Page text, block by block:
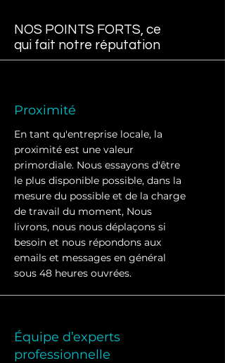
NOS POINTS FORTS, ce
qui fait notre réputation
Proximité
En tant qu'entreprise locale, la
proximité est une valeur
primordiale. Nous essayons d'être
le plus disponible possible, dans la
mesure du possible et de la charge
de travail du moment, Nous
livrons, nous nous déplaçons si
besoin et nous répondons aux
emails et messages en général
sous 48 heures ouvrées.
Équipe d’experts
professionnelle